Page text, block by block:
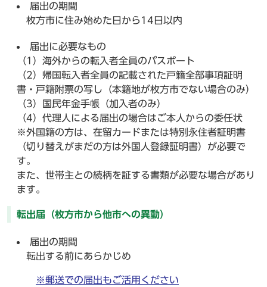
届出の期間
枚方市に住み始めた日から14日以内
届出に必要なもの
（1）海外からの転入者全員のパスポート
（2）帰国転入者全員の記載された戸籍全部事項証明
書・戸籍附票の写し（本籍地が枚方市でない場合のみ）
（3）国民年金手帳（加入者のみ）
（4）代理人による届出の場合はご本人からの委任状
※外国籍の方は、在留カードまたは特別永住者証明書
（切り替えがまだの方は外国人登録証明書）が必要で
す。
また、世帯主との続柄を証する書類が必要な場合があり
ます。
転出届（枚方市から他市への異動）
届出の期間
転出する前にあらかじめ
※郵送での届出もご活用ください